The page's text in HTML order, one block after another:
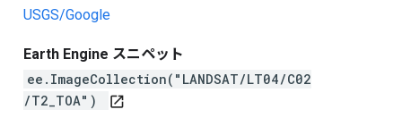
USGS/Google
Earth Engine スニペット
ee.ImageCollection("LANDSAT/LT04/C02
/T2_TOA")
open_in_new